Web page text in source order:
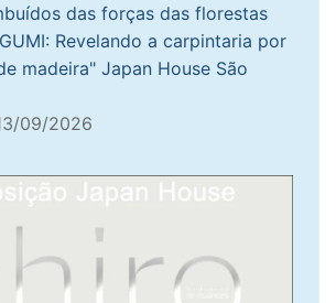
das forças das florestas
Revelando a carpintaria por
madeira" Japan House São
09/2026